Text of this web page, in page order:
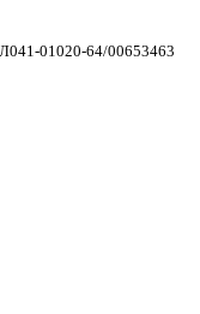
01020-64/00653463